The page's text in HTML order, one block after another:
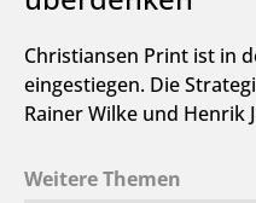
Christiansen Print ist in
eingestiegen. Die
Rainer Wilke und Henrik
Weitere Themen